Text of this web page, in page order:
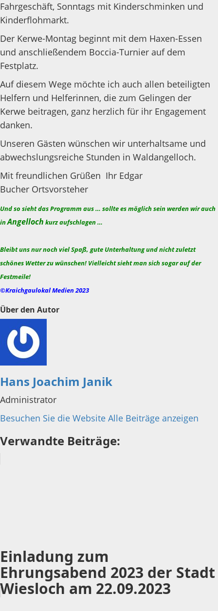
Fahrgeschäft, Sonntags mit Kinderschminken und
Kinderflohmarkt.
Der Kerwe-Montag beginnt mit dem Haxen-Essen
und anschließendem Boccia-Turnier auf dem
Festplatz.
Auf diesem Wege möchte ich auch allen beteiligten
Helfern und Helferinnen, die zum Gelingen der
Kerwe beitragen, ganz herzlich für ihr Engagement
danken.
Unseren Gästen wünschen wir unterhaltsame und
abwechslungsreiche Stunden in Waldangelloch.
Mit freundlichen Grüßen Ihr Edgar
Bucher Ortsvorsteher
Und so sieht das Programm aus … sollte es möglich sein werden wir auch
inAngelloch kurz aufschlagen …
Bleibt uns nur noch viel Spaß, gute Unterhaltung und nicht zuletzt
schönes Wetter zu wünschen! Vielleicht sieht man sich sogar auf der
Festmeile!
©Kraichgaulokal Medien 2023
Über den Autor
Hans Joachim Janik
Administrator
Besuchen Sie die Website Alle Beiträge anzeigen
Verwandte Beiträge:
Einladung zum
Ehrungsabend 2023 der Stadt
Wiesloch am 22.09.2023